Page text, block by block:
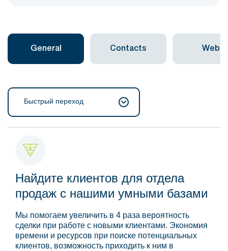
General Contacts Web
Быстрый переход
Найдите клиентов для отдела
продаж с нашими умными базами
Мы помогаем увеличить в 4 раза вероятность
сделки при работе с новыми клиентами. Экономия
времени и ресурсов при поиске потенциальных
клиентов, возможность приходить к ним в